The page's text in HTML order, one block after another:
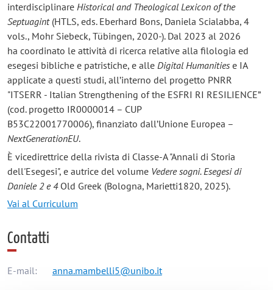
interdisciplinare Historical and Theological Lexicon of the
Septuagint (HTLS, eds. Eberhard Bons, Daniela Scialabba, 4
vols., Mohr Siebeck, Tübingen, 2020-). Dal 2023 al 2026
ha coordinato le attività di ricerca relative alla filologia ed
esegesi bibliche e patristiche, e alle Digital Humanities e IA
applicate a questi studi, all’interno del progetto PNRR
"ITSERR - Italian Strengthening of the ESFRI RI RESILIENCE”
(cod. progetto IR0000014 – CUP
B53C22001770006), finanziato dall’Unione Europea –
NextGenerationEU.
È vicedirettrice della rivista di Classe-A "Annali di Storia
dell'Esegesi", e autrice del volume Vedere sogni. Esegesi di
Daniele 2 e 4 Old Greek (Bologna, Marietti1820, 2025).
Vai al Curriculum
Contatti
E-mail: anna.mambelli5@unibo.it